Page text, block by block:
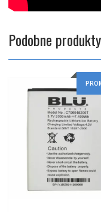
Podobne produkty